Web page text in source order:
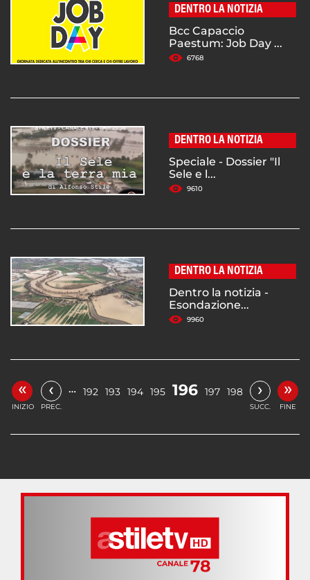
DENTRO LA NOTIZIA
Bcc Capaccio
Paestum: Job Day ...
6768
DENTRO LA NOTIZIA
Speciale - Dossier "Il
Sele e l...
9610
DENTRO LA NOTIZIA
Dentro la notizia -
Esondazione...
9960
«
INIZIO
‹
PREC.
… 192 193 194 195 196 197 198 ›
SUCC.
»
FINE